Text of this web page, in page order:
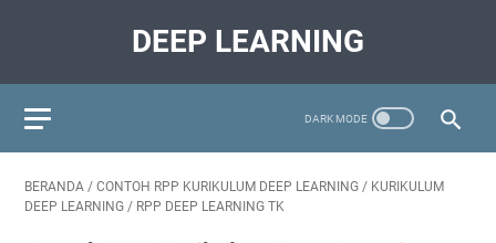
DEEP LEARNING
BERANDA / CONTOH RPP KURIKULUM DEEP LEARNING / KURIKULUM
DEEP LEARNING / RPP DEEP LEARNING TK